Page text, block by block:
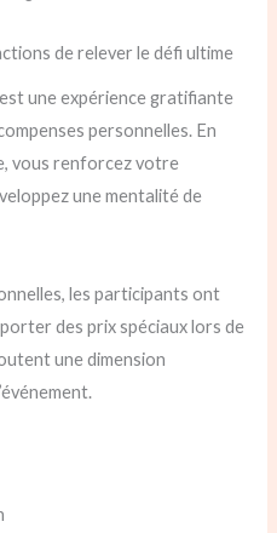
de relever le défi ultime
une expérience gratifiante
personnelles. En
vous renforcez votre
une mentalité de
les participants ont
des prix spéciaux lors de
une dimension